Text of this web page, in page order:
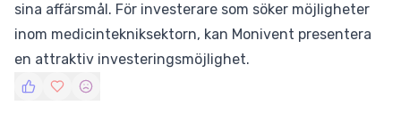
sina affärsmål. För investerare som söker möjligheter
inom medicintekniksektorn, kan Monivent presentera
en attraktiv investeringsmöjlighet.